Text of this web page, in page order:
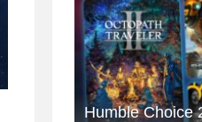
Humble Choice